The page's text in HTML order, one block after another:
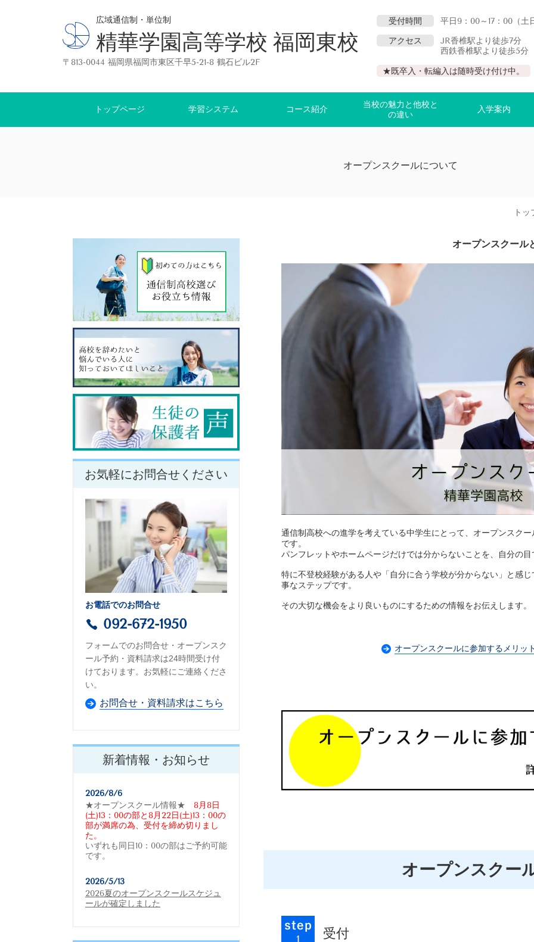
広域通信制・単位制
精華学園高等学校 福岡東校
〒813-0044 福岡県福岡市東区千早5-21-8 鶴石ビル2F
受付時間
平日9：00～17：00（土
アクセス
JR香椎駅より徒歩7分
西鉄香椎駅より徒歩5分
★既卒入・転編入は随時受け付け中。
トップページ 学習システム コース紹介
当校の魅力と他校と
の違い
入学案内
オープンスクールについて
ト
オープンスクール
通信制高校への進学を考えている中学生にとって、オープンスク
です。
パンフレットやホームページだけでは分からないことを、自分の
特に不登校経験がある人や「自分に合う学校が分からない」と感
事なステップです。
その大切な機会をより良いものにするための情報をお伝えします。
オープンスクールに参加するメリッ
オープンスクー
受付
お気軽にお問合せください
お電話でのお問合せ
092-672-1950
フォームでのお問合せ・オープンスク
ール予約・資料請求は24時間受け付
けております。お気軽にご連絡くださ
い。
お問合せ・資料請求はこちら
新着情報・お知らせ
2026/8/6
★オープンスクール情報★ 8月8日
(土)13：00の部と8月22日(土)13：00の
部が満席の為、受付を締め切りまし
た。
いずれも同日10：00の部はご予約可能
です。
2026/5/13
2026夏のオープンスクールスケジュ
ールが確定しました